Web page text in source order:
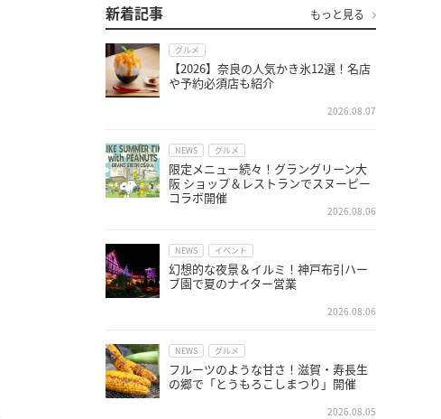
新着記事 もっと見る
グルメ
【2026】奈良の人気かき氷12選！名店
や予約必須店も紹介
2026.08.07
NEWS グルメ
限定メニュー続々！グラングリーン大
阪 ショップ＆レストランでスヌーピー
コラボ開催
2026.08.06
NEWS イベント
幻想的な夜景＆イルミ！神戸布引ハー
ブ園で夏のナイター営業
2026.08.06
NEWS グルメ
フルーツのような甘さ！滋賀・寿長生
の郷で「とうもろこしまつり」開催
2026.08.05